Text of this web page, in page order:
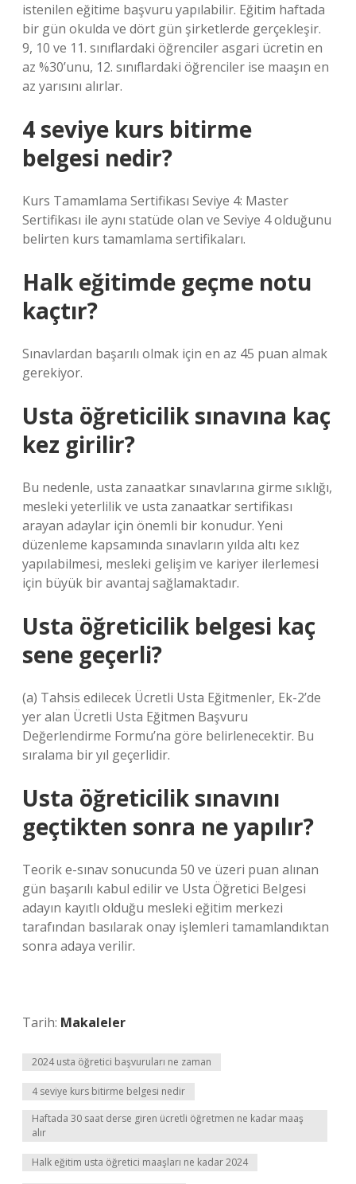
istenilen eğitime başvuru yapılabilir. Eğitim haftada
bir gün okulda ve dört gün şirketlerde gerçekleşir.
9, 10 ve 11. sınıflardaki öğrenciler asgari ücretin en
az %30’unu, 12. sınıflardaki öğrenciler ise maaşın en
az yarısını alırlar.
4 seviye kurs bitirme
belgesi nedir?
Kurs Tamamlama Sertifikası Seviye 4: Master
Sertifikası ile aynı statüde olan ve Seviye 4 olduğunu
belirten kurs tamamlama sertifikaları.
Halk eğitimde geçme notu
kaçtır?
Sınavlardan başarılı olmak için en az 45 puan almak
gerekiyor.
Usta öğreticilik sınavına kaç
kez girilir?
Bu nedenle, usta zanaatkar sınavlarına girme sıklığı,
mesleki yeterlilik ve usta zanaatkar sertifikası
arayan adaylar için önemli bir konudur. Yeni
düzenleme kapsamında sınavların yılda altı kez
yapılabilmesi, mesleki gelişim ve kariyer ilerlemesi
için büyük bir avantaj sağlamaktadır.
Usta öğreticilik belgesi kaç
sene geçerli?
(a) Tahsis edilecek Ücretli Usta Eğitmenler, Ek-2’de
yer alan Ücretli Usta Eğitmen Başvuru
Değerlendirme Formu’na göre belirlenecektir. Bu
sıralama bir yıl geçerlidir.
Usta öğreticilik sınavını
geçtikten sonra ne yapılır?
Teorik e-sınav sonucunda 50 ve üzeri puan alınan
gün başarılı kabul edilir ve Usta Öğretici Belgesi
adayın kayıtlı olduğu mesleki eğitim merkezi
tarafından basılarak onay işlemleri tamamlandıktan
sonra adaya verilir.
Tarih: Makaleler
2024 usta öğretici başvuruları ne zaman
4 seviye kurs bitirme belgesi nedir
Haftada 30 saat derse giren ücretli öğretmen ne kadar maaş
alır
Halk eğitim usta öğretici maaşları ne kadar 2024